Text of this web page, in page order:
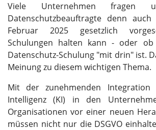
Viele Unternehmen
Datenschutzbeauftragte denn
Februar 2025 gesetzlich
Schulungen halten kann - oder
Datenschutz-Schulung "mit drin" ist.
Meinung zu diesem wichtigen Thema.
Mit der zunehmenden Integration
Intelligenz (KI) in den
Organisationen vor einer neuen
müssen nicht nur die DSGVO